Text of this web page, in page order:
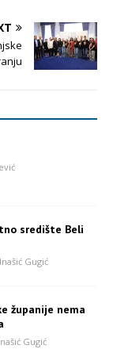
središte Beli
Gugić
županije nema
Gugić